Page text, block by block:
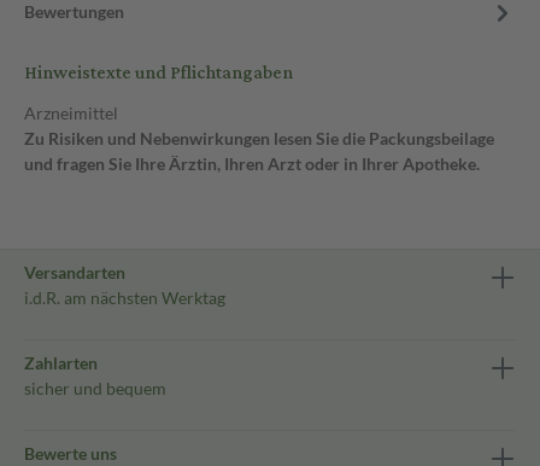
Bewertungen
Hinweistexte und Pflichtangaben
Arzneimittel
Zu Risiken und Nebenwirkungen lesen Sie die Packungsbeilage
und fragen Sie Ihre Ärztin, Ihren Arzt oder in Ihrer Apotheke.
Versandarten
i.d.R. am nächsten Werktag
Zahlarten
sicher und bequem
Bewerte uns